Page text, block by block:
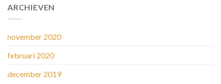
ARCHIEVEN
november 2020
februari 2020
december 2019